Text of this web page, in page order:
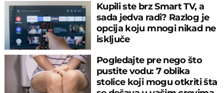
Kupili ste brz Smart TV, a
sada jedva radi? Razlog je
opcija koju mnogi nikad ne
isključe
Pogledajte pre nego što
pustite vodu: 7 oblika
stolice koji mogu otkriti šta